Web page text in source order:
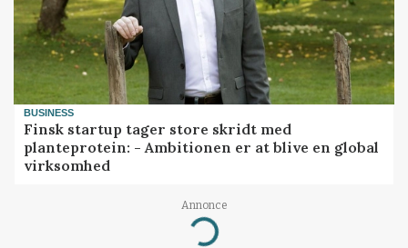
BUSINESS
Finsk startup tager store skridt med
planteprotein: - Ambitionen er at blive en global
virksomhed
Annonce